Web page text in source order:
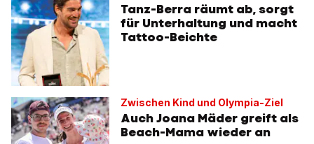
Tanz-Berra räumt ab, sorgt
für Unterhaltung und macht
Tattoo-Beichte
Zwischen Kind und Olympia-Ziel
Auch Joana Mäder greift als
Beach-Mama wieder an